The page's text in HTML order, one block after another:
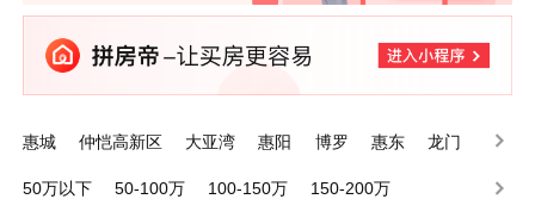
惠城 仲恺高新区 大亚湾 惠阳 博罗 惠东 龙门
50万以下 50-100万 100-150万
150-200万